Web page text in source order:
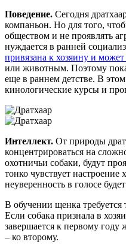
Поведение. Сегодня
компаньон. Но для того,
обществом и не проявлять
нуждается в ранней
привязана к хозяину и может
или животным. Поэтому
еще в раннем детстве. В
кинологические курсы и
Интеллект. От природы
концентрироваться на
охотничьи собаки, будут
тонко чувствует настроение
неуверенность в голосе
В обучении щенка требуется
Если собака признала в
завершается к первому году
– ко второму.